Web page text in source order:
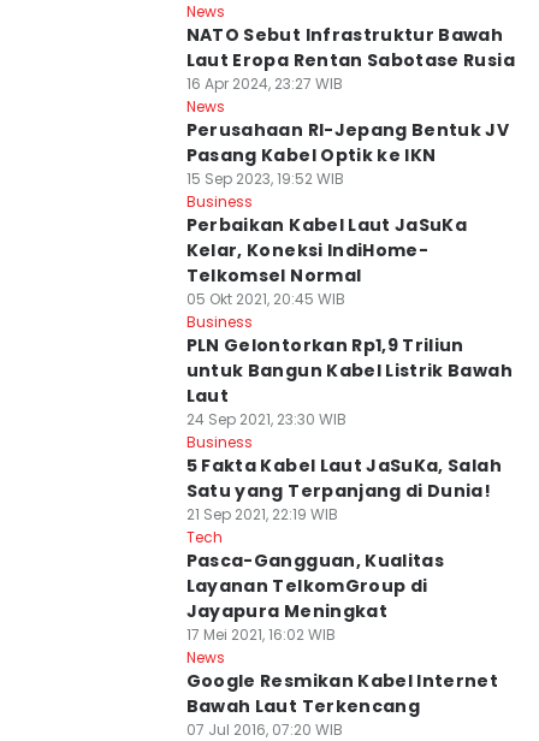
News
NATO Sebut Infrastruktur Bawah
Laut Eropa Rentan Sabotase Rusia
16 Apr 2024, 23:27 WIB
News
Perusahaan RI-Jepang Bentuk JV
Pasang Kabel Optik ke IKN
15 Sep 2023, 19:52 WIB
Business
Perbaikan Kabel Laut JaSuKa
Kelar, Koneksi IndiHome-
Telkomsel Normal
05 Okt 2021, 20:45 WIB
Business
PLN Gelontorkan Rp1,9 Triliun
untuk Bangun Kabel Listrik Bawah
Laut
24 Sep 2021, 23:30 WIB
Business
5 Fakta Kabel Laut JaSuKa, Salah
Satu yang Terpanjang di Dunia!
21 Sep 2021, 22:19 WIB
Tech
Pasca-Gangguan, Kualitas
Layanan TelkomGroup di
Jayapura Meningkat
17 Mei 2021, 16:02 WIB
News
Google Resmikan Kabel Internet
Bawah Laut Terkencang
07 Jul 2016, 07:20 WIB